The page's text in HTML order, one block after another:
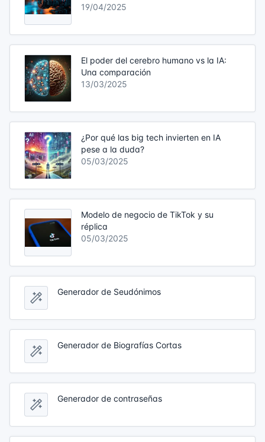
19/04/2025
El poder del cerebro humano vs la IA:
Una comparación
13/03/2025
¿Por qué las big tech invierten en IA
pese a la duda?
05/03/2025
Modelo de negocio de TikTok y su
réplica
05/03/2025
Generador de Seudónimos
Generador de Biografías Cortas
Generador de contraseñas